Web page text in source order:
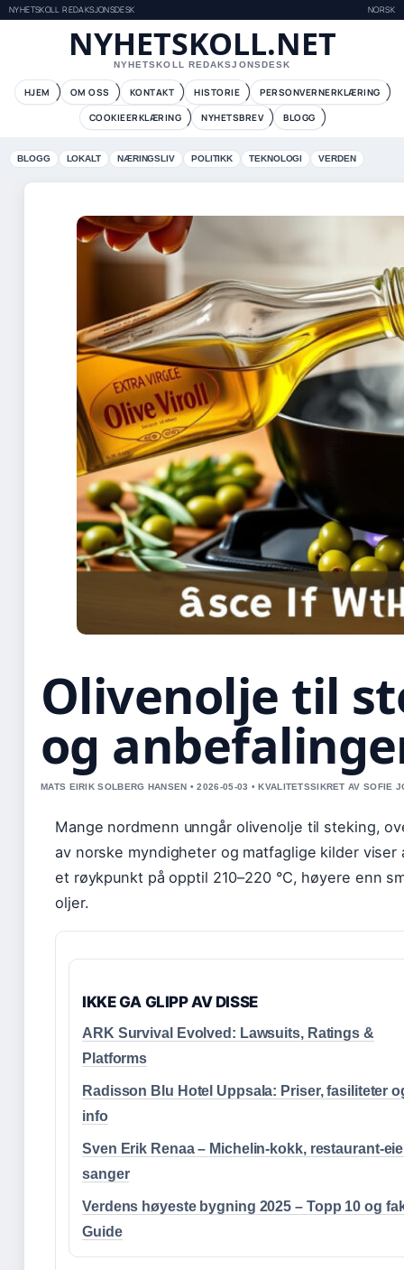
NYHETSKOLL REDAKSJONSDESK NORSK
NYHETSKOLL.NET
NYHETSKOLL REDAKSJONSDESK
HJEM OM OSS KONTAKT HISTORIE
PERSONVERNERKLÆRING
COOKIEERKLÆRING
NYHETSBREV BLOGG
BLOGG LOKALT NÆRINGSLIV POLITIKK TEKNOLOGI VERDEN
Olivenolje til
og
MATS EIRIK SOLBERG HANSEN • 2026-05-03 • KVALITETSSIKRET AV SOFIE
Mange nordmenn unngår olivenolje til steking,
av norske myndigheter og matfaglige kilder
et røykpunkt på opptil 210–220 °C, høyere enn
oljer.
IKKE GA GLIPP AV DISSE
ARK Survival Evolved: Lawsuits, Ratings &
Platforms
Radisson Blu Hotel Uppsala: Priser, fasiliteter
info
Sven Erik Renaa – Michelin-kokk, restaurant-
sanger
Verdens høyeste bygning 2025 – Topp 10 og
Guide